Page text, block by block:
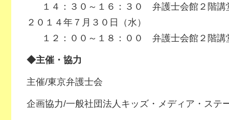
１４：３０～１６：３０ 弁護士会館２階講
２０１４年７月３０日（水）
１２：００～１８：００ 弁護士会館２階講
◆主催・協力
主催/東京弁護士会
企画協力/一般社団法人キッズ・メディア・ステ